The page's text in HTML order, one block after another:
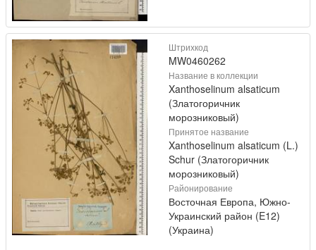
Штрихкод
MW0460262
Название в коллекции
Xanthoselinum alsaticum
(Златогоричник
морозниковый)
Принятое название
Xanthoselinum alsaticum (L.)
Schur (Златогоричник
морозниковый)
Районирование
Восточная Европа, Южно-
Украинский район (E12)
(Украина)